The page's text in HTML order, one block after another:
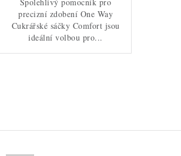
precizní zdobení One Way
Cukrářské sáčky Comfort jsou
ideální volbou pro...
á
d